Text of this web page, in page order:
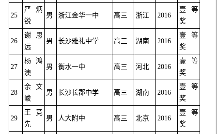
25
严炳
锐
男 浙江金华一中 高三 浙江 2016
壹等
奖
26
谢思
远
男 长沙雅礼中学 高三 湖南 2016
壹等
奖
27
杨鸿
澳
男 衡水一中 高三 河北 2016
壹等
奖
28
余文
峻
男 长沙长郡中学 高三 湖南 2016
壹等
奖
29
王竞
先
男 人大附中 高三 北京 2016
壹等
奖